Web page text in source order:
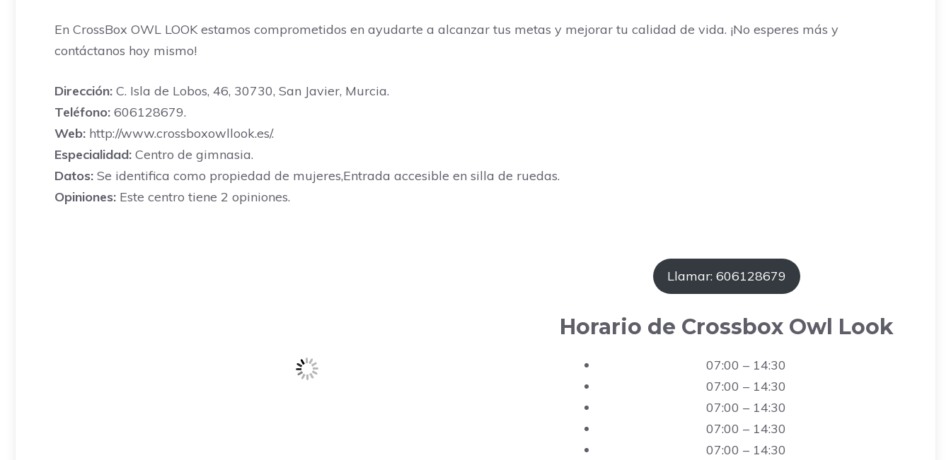
En CrossBox OWL LOOK estamos comprometidos en ayudarte a alcanzar tus metas y mejorar tu calidad de vida. ¡No esperes más y
contáctanos hoy mismo!
Dirección: C. Isla de Lobos, 46, 30730, San Javier, Murcia.
Teléfono: 606128679.
Web: http://www.crossboxowllook.es/.
Especialidad: Centro de gimnasia.
Datos: Se identifica como propiedad de mujeres,Entrada accesible en silla de ruedas.
Opiniones: Este centro tiene 2 opiniones.
Llamar: 606128679
Horario de Crossbox Owl Look
07:00 – 14:30
07:00 – 14:30
07:00 – 14:30
07:00 – 14:30
07:00 – 14:30